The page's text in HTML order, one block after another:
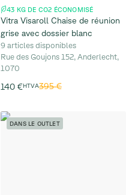
43 KG DE CO2 ÉCONOMISÉ
Vitra Visaroll Chaise de réunion
grise avec dossier blanc
9 articles disponibles
Rue des Goujons 152, Anderlecht,
1070
140 €HTVA395 €
DANS LE OUTLET